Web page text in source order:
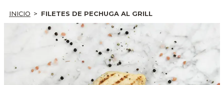
INICIO FILETES DE PECHUGA AL GRILL